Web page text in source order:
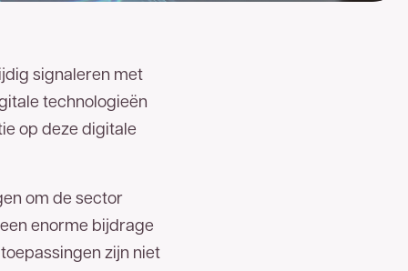
signaleren met
technologieën
op deze digitale
om de sector
enorme bijdrage
zijn niet